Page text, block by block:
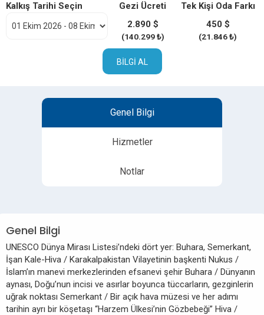
Kalkış Tarihi Seçin
Gezi Ücreti
2.890 $
(140.299 ₺)
Tek Kişi Oda Farkı
450 $
(21.846 ₺)
BILGI AL
Genel Bilgi
Hizmetler
Notlar
Genel Bilgi
UNESCO Dünya Mirası Listesi’ndeki dört yer: Buhara, Semerkant,
İşan Kale-Hiva / Karakalpakistan Vilayetinin başkenti Nukus /
İslam’ın manevi merkezlerinden efsanevi şehir Buhara / Dünyanın
aynası, Doğu’nun incisi ve asırlar boyunca tüccarların, gezginlerin
uğrak noktası Semerkant / Bir açık hava müzesi ve her adımı
tarihin ayrı bir köşetaşı “Harzem Ülkesi’nin Gözbebeği” Hiva /